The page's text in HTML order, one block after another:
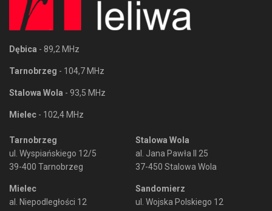
Dębica - 89,2 MHz
Tarnobrzeg - 104,7 MHz
Stalowa Wola - 93,5 MHz
Mielec - 102,4 MHz
Tarnobrzeg
ul. Wyspiańskiego 12/5
39-400 Tarnobrzeg
Mielec
al. Niepodległości 12
Stalowa Wola
al. Jana Pawła II 25
37-450 Stalowa Wola
Sandomierz
ul. Wojska Polskiego 12